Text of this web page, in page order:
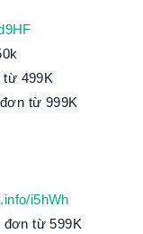
từ 499K
từ 999K
i5hWh
đơn từ 599K